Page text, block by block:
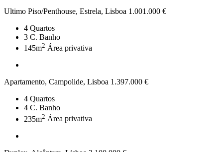
Ultimo Piso/Penthouse, Estrela, Lisboa 1.001.000 €
4 Quartos
3 C. Banho
145m2 Área privativa
Apartamento, Campolide, Lisboa 1.397.000 €
4 Quartos
4 C. Banho
235m2 Área privativa